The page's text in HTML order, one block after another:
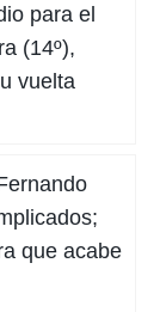
para el
(14º),
vuelta
que acabe